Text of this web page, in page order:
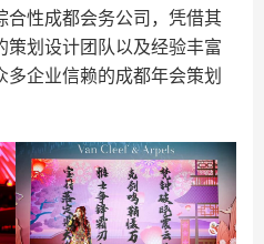
合性成都会务公司，凭借其
策划设计团队以及经验丰富
企业信赖的成都年会策划